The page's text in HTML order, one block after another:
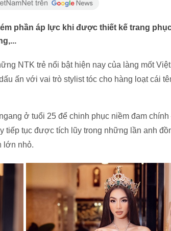
phần áp lực khi được thiết kế trang
NTK trẻ nổi bật hiện nay của làng mốt
ấn với vai trò stylist tóc cho hàng loạt cái
ở tuổi 25 để chinh phục niềm đam chính
tiếp tục được tích lũy trong những lần anh
lớn nhỏ.